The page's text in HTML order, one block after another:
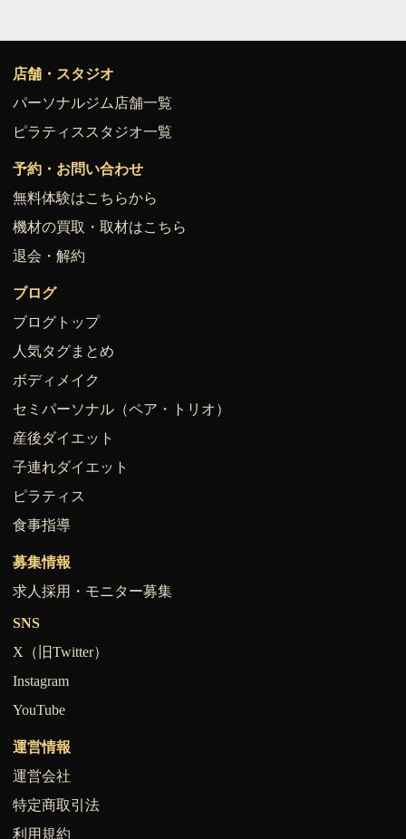
店舗・スタジオ
パーソナルジム店舗一覧
ピラティススタジオ一覧
予約・お問い合わせ
無料体験はこちらから
機材の買取・取材はこちら
退会・解約
ブログ
ブログトップ
人気タグまとめ
ボディメイク
セミパーソナル（ペア・トリオ）
産後ダイエット
子連れダイエット
ピラティス
食事指導
募集情報
求人採用・モニター募集
SNS
X（旧Twitter）
Instagram
YouTube
運営情報
運営会社
特定商取引法
利用規約